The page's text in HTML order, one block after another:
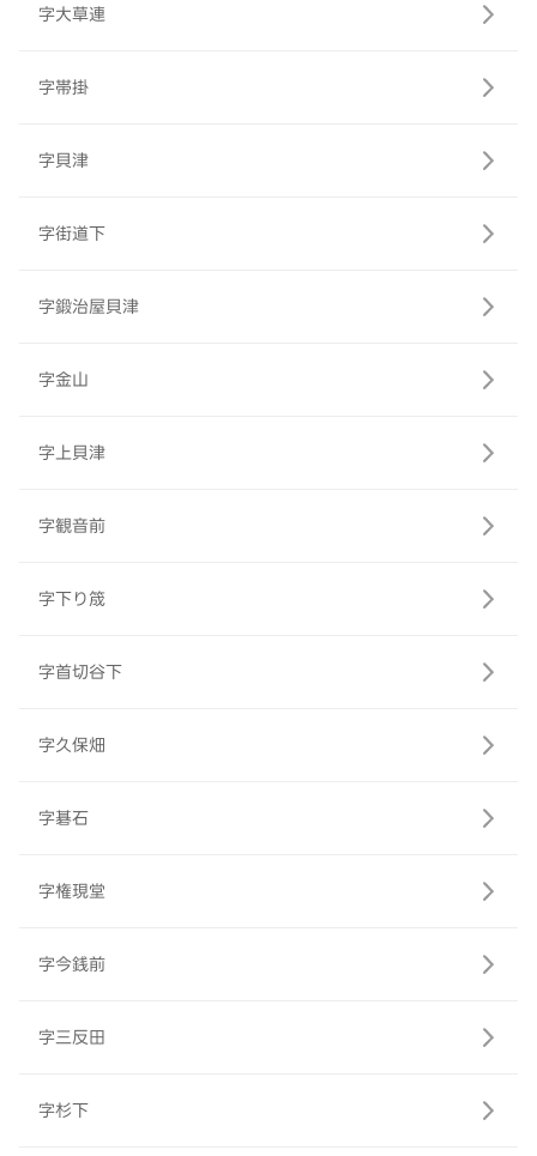
字大草連
字帯掛
字貝津
字街道下
字鍛治屋貝津
字金山
字上貝津
字観音前
字下り筬
字首切谷下
字久保畑
字碁石
字権現堂
字今銭前
字三反田
字杉下